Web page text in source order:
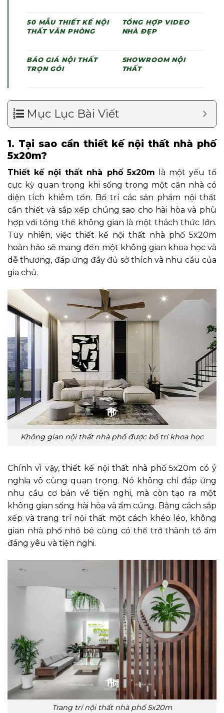
50 MẪU THIẾT KẾ NỘI
THẤT VĂN PHÒNG
TỔNG HỢP VIDEO
NHÀ ĐẸP
BÁO GIÁ NỘI THẤT
TRỌN GÓI
SHOWROOM NỘI
THẤT
Mục Lục Bài Viết
1. Tại sao cần thiết kế nội thất nhà phố
5x20m?
Thiết kế nội thất nhà phố 5x20m là một yếu tố
cực kỳ quan trọng khi sống trong một căn nhà có
diện tích khiêm tốn. Bố trí các sản phẩm nội thất
cần thiết và sắp xếp chúng sao cho hài hòa và phù
hợp với tổng thể không gian là một thách thức lớn.
Tuy nhiên, việc thiết kế nội thất nhà phố 5x20m
hoàn hảo sẽ mang đến một không gian khoa học và
dễ thương, đáp ứng đầy đủ sở thích và nhu cầu của
gia chủ.
Không gian nội thất nhà phố được bố trí khoa học
Chính vì vậy, thiết kế nội thất nhà phố 5x20m có ý
nghĩa vô cùng quan trọng. Nó không chỉ đáp ứng
nhu cầu cơ bản về tiện nghi, mà còn tạo ra một
không gian sống hài hòa và ấm cúng. Bằng cách sắp
xếp và trang trí nội thất một cách khéo léo, không
gian nhà phố nhỏ bé cũng có thể trở thành tổ ấm
đáng yêu và tiện nghi.
Trang trí nội thất nhà phố 5x20m